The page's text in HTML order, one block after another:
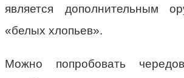
является дополнительным
«белых хлопьев».
Можно попробовать